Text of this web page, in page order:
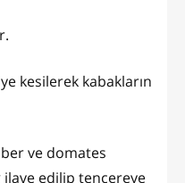
kesilerek kabakların
ve domates
ilave edilip tencereye